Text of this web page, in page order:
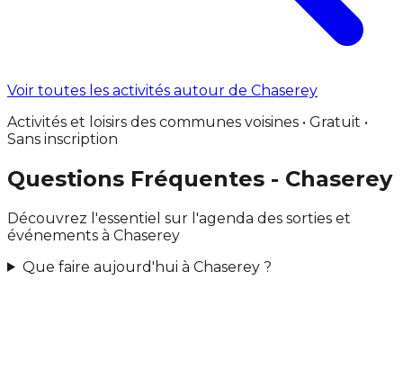
Voir toutes les activités autour de Chaserey
Activités et loisirs des communes voisines • Gratuit •
Sans inscription
Questions Fréquentes - Chaserey
Découvrez l'essentiel sur l'agenda des sorties et
événements à Chaserey
Que faire aujourd'hui à Chaserey ?